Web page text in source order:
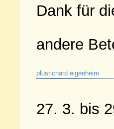
Dank für
andere
plusrichard eigenheim
27. 3. bis